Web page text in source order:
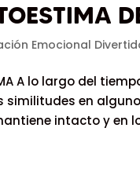
Emocional
A lo largo del
en
intacto y en